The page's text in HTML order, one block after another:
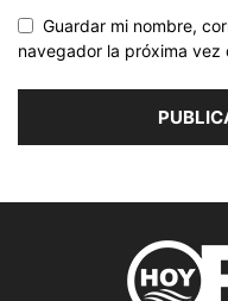
Guardar mi nombre,
navegador la próxima vez